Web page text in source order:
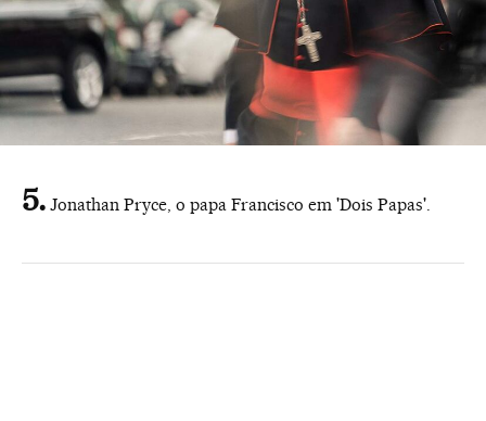
Jonathan Pryce, o papa Francisco em 'Dois Papas'.